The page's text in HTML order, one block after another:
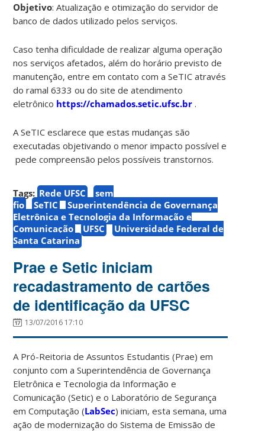
Objetivo: Atualização e otimização do servidor de
banco de dados utilizado pelos serviços.
Caso tenha dificuldade de realizar alguma operação
nos serviços afetados, além do horário previsto de
manutenção, entre em contato com a SeTIC através
do ramal 6333 ou do site de atendimento
eletrônico https://chamados.setic.ufsc.br .
A SeTIC esclarece que estas mudanças são
executadas objetivando o menor impacto possível e
pede compreensão pelos possíveis transtornos.
Tags: Rede UFSC
sem
fio
SeTIC
Superintendência de Governança
Eletrônica e Tecnologia da Informação e
Comunicação
UFSC
Universidade Federal de
Santa Catarina
Prae e Setic iniciam
recadastramento de cartões
de identificação da UFSC
13/07/2016 17:10
A Pró-Reitoria de Assuntos Estudantis (Prae) em
conjunto com a Superintendência de Governança
Eletrônica e Tecnologia da Informação e
Comunicação (Setic) e o Laboratório de Segurança
em Computação (LabSec) iniciam, esta semana, uma
ação de modernização do Sistema de Emissão de